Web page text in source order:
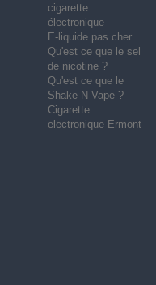
cigarette
électronique
E-liquide pas cher
Qu'est ce que le sel
de nicotine ?
Qu'est ce que le
Shake N Vape ?
Cigarette
electronique Ermont